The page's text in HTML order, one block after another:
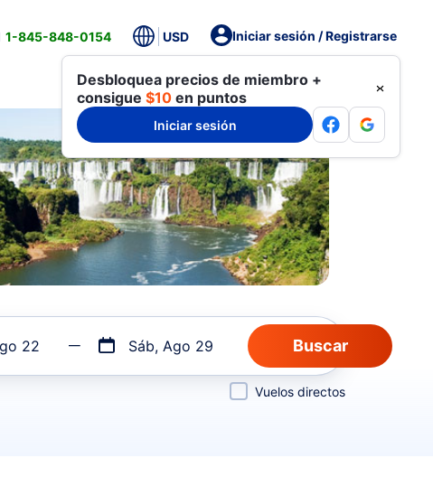
1-845-848-0154 USD Iniciar sesión / Registrarse
Desbloquea precios de miembro +
consigue $10 en puntos
Iniciar sesión
22 Sáb, Ago 29
Vuelos directos